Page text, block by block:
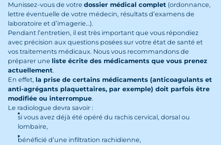
Munissez-vous de votre dossier médical complet (ordonnance,
lettre éventuelle de votre médecin, résultats d’examens de
laboratoire et d’imagerie…).
Pendant l’entretien, il est très important que vous répondiez
avec précision aux questions posées sur votre état de santé et
vos traitements médicaux. Nous vous recommandons de
préparer une liste écrite des médicaments que vous prenez
actuellement.
En effet, la prise de certains médicaments (anticoagulants et
anti-agrégants plaquettaires, par exemple) doit parfois être
modifiée ou interrompue.
Le radiologue devra savoir :
si vous avez déjà été opéré du rachis cervical, dorsal ou
lombaire,
bénéficié d’une infiltration rachidienne,